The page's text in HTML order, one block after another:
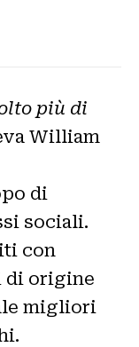
più di
William
di
sociali.
con
di origine
migliori